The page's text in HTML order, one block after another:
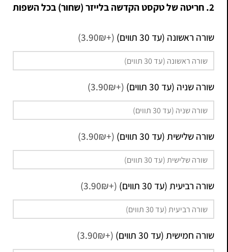
2. חריטה של טקסט הקדשה בלייזר (שחור) בכל השפות
שורה ראשונה (עד 30 תווים) (+3.90₪)
שורה שניה (עד 30 תווים) (+3.90₪)
שורה שלישית (עד 30 תווים) (+3.90₪)
שורה רביעית (עד 30 תווים) (+3.90₪)
שורה חמישית (עד 30 תווים) (+3.90₪)